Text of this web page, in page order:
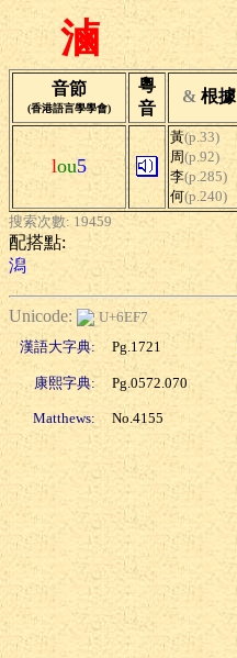
滷
音節
(香港語言學學會)
粵
音
& 根據
lou5
黃(p.33)
周(p.92)
李(p.285)
何(p.240)
搜索次數: 19459
配搭點:
潟
Unicode:
U+6EF7
漢語大字典:
Pg.1721
康熙字典: Pg.0572.070
Matthews: No.4155